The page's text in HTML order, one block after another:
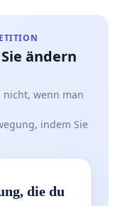
ändern
nicht, wenn man
indem Sie
die du